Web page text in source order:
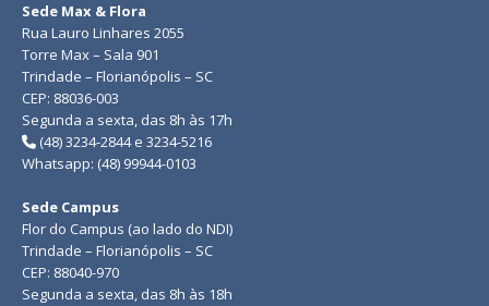
Sede Max & Flora
Rua Lauro Linhares 2055
Torre Max – Sala 901
Trindade – Florianópolis – SC
CEP: 88036-003
Segunda a sexta, das 8h às 17h
(48) 3234-2844 e 3234-5216
Whatsapp: (48) 99944-0103
Sede Campus
Flor do Campus (ao lado do NDI)
Trindade – Florianópolis – SC
CEP: 88040-970
Segunda a sexta, das 8h às 18h